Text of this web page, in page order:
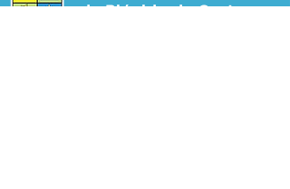
de Plácido de Castro